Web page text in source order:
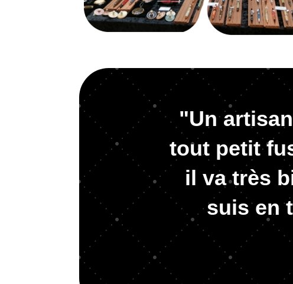
"Un
tout petit
il va très
suis en